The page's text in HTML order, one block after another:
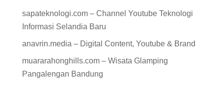
sapateknologi.com – Channel Youtube Teknologi
Informasi Selandia Baru
anavrin.media – Digital Content, Youtube & Brand
muararahonghills.com – Wisata Glamping
Pangalengan Bandung